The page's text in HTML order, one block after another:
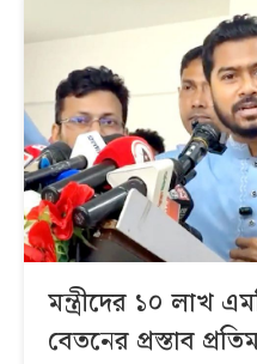
মন্ত্রীদের ১০ লাখ
বেতনের প্রস্তাব